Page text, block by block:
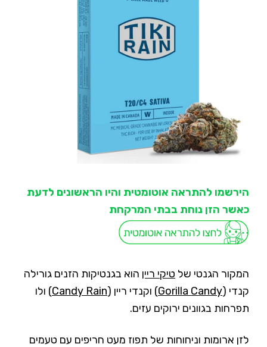
הירשמו להתראה אוטומטית והיו הראשונים לדעת
כאשר הזן נוחת בבתי המרקחת
המקור הגנטי של טיקי ריין הוא בגנטיקות הזנים גורילה
קנדי (Gorilla Candy) וקנדי ריין (Candy Rain) ולו
תפרחות בגוונים ירוקים עזים.
לזן ארומות וניחוחות של תפוז מעט חריפים עם טעמים